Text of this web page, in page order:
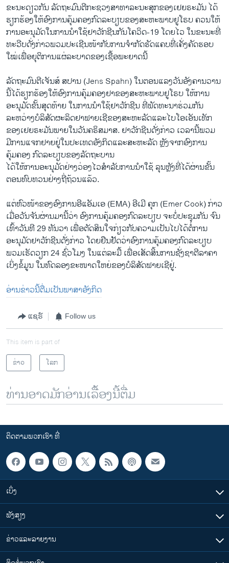
ຂະນະດຽວກັນ ລັດຖະມົນຕີກະຊວງສາທາລະນະສຸກຂອງເຢຍຣະມັນ ໄດ້
ຮຽກຮ້ອງໃຫ້ອົງການຄຸ້ມຄອງກົດລະບຽບຂອງສະຫະພາບຢູໂຣບ ຄວນໃຫ້
ການອະນຸມັດໃນການນຳໃຊ້ຢາວັກຊີນກັນໂຄວິດ-19 ໂດຍໄວ ໃນຂະນະທີ່
ທະວີບດັ່ງກ່າວພວມປະເຊີນໜ້າກັບການຈຳກັດຮັດແຄບທີ່ເຄັ່ງຄັດຮອບ
ໃໝ່ເພື່ອຍຸຕິການແຜ່ລະບາດຂອງເຊື້ອພະຍາດນີ້
ລັດຖະມົນຕີເຈັນສ໌ ສປານ (Jens Spahn) ໃນຕອນແລງວັນອັງຄານວານ
ນີ້ໄດ້ຮຽກຮ້ອງໃຫ້ອົງການຄຸ້ມຄອງຢາຂອງສະຫະພາບຢູໂຣບ ໃຫ້ການ
ອະນຸມັດຂັ້ນສຸດທ້າຍ ໃນການນຳໃຊ້ຢາວັກຊີນ ທີ່ພັດທະນາຮ່ວມກັນ
ລະຫວ່າງບໍລິສັດຜະລິດຢາຟາຍເຊີຂອງສະຫະລັດແລະໄບໂອເອັນເທັກ
ຂອງເຢຍຣະມັນພາຍໃນວັນຄຣິສມາສ. ຢາວັກຊີນດັ່ງກ່າວ ເວລານີ້ພວມ
ມີການແຈກຢາຍຢູ່ໃນປະເທດອັງກິດແລະສະຫະລັດ ຫຼັງຈາກອົງການ
ຄຸ້ມຄອງ ກົດລະບຽບຂອງລັດຖະບານ
ໄດ້ໃຫ້ການອະນຸມັດຢ່າງວ່ອງໄວສຳລັບການນຳໃຊ້ ລຸນຫຼັງທີ່ໄດ້ຜ່ານຂັ້ນ
ຕອນທົບທວນຢ່າງຖີ່ຖ້ວນແລ້ວ.
ແຕ່ຫົວໜ້າຂອງອົງການອີແອັມເອ (EMA) ອີເມີ ຄຸກ (Emer Cook) ກ່າວ
ເມື່ອວັນຈັນຜ່ານມານີ້ວ່າ ອົງການຄຸ້ມຄອງກົດລະບຽບ ຈະບໍ່ປະຊຸມກັນ ຈົນ
ເທົ້າວັນທີ 29 ທັນວາ ເພື່ອຕັດສິນໃຈກ່ຽວກັບຄວາມເປັນໄປໄດ້ຕໍ່ການ
ອະນຸມັດຢາວັກຊີນດັ່ງກ່າວ ໂດຍຢືນຢັັດວ່າອົງການຄຸ້ມຄອງກົດລະບຽບ
ພວມເຮັດວຽກ 24 ຊົ່ວໂມງ ໃນແຕ່ລະມື້ ເພື່ອເສັດສິ້ນການຊັ່ງຊາຕີລາຄາ
ເບິ່ງຂໍ້ມູນ ໃນທົດລອງຂະໜາດໃຫຍ່ຂອງບໍລິສັດຟາຍເຊີຢູ່.
ອ່ານຂ່າວນີ້ຕື່ມເປັນພາສາອັງກິດ
ແຊຣ໌ Follow us
This item is part of
ຂ່າວ
ໂລກ
ທ່ານອາດມັກອ່ານເລື້ອງນີ້ຕື່ມ
ຕິດຕາມພວກເຮົາ ທີ່
ເບິ່ງ
ຟັງສຽງ
ຂ່າວແລະລາຍງານ